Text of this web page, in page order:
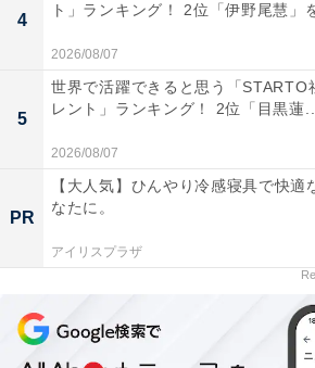
この記事の筆者：くま なかこ プロフ
編集プロダクション出身のフリーラ
集・執筆・校閲・SNS運用担当とし
コンテンツ制作に携わっています。
イフスタイル・金融・育児・エンタメ
5位までの全ラ
4
ト」ランキング！ 2位「伊野尾慧」
2026/08/07
5
世界で活躍できると思う「STARTO
レント」ランキング！ 2位「目黒蓮...
2026/08/07
PR
【大人気】ひんやり冷感寝具で快適
なたに。
アイリスプラザ